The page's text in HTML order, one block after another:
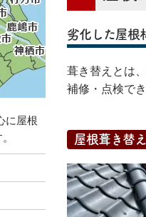
劣化した屋根
葺き替えとは
補修・点検で
屋根葺き替
に屋根